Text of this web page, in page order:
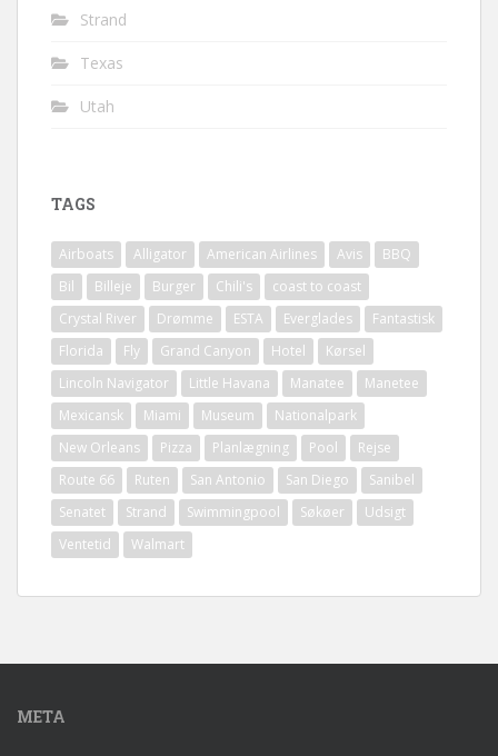
Strand
Texas
Utah
TAGS
Airboats Alligator American Airlines Avis
BBQ
Bil
Billeje Burger Chili's
coast to coast
Crystal River
Drømme ESTA Everglades
Fantastisk
Florida
Fly Grand Canyon Hotel
Kørsel
Lincoln Navigator
Little Havana Manatee
Manetee
Mexicansk
Miami Museum
Nationalpark
New Orleans
Pizza Planlægning Pool
Rejse
Route 66
Ruten San Antonio San Diego
Sanibel
Senatet
Strand Swimmingpool Søkøer
Udsigt
Ventetid
Walmart
META